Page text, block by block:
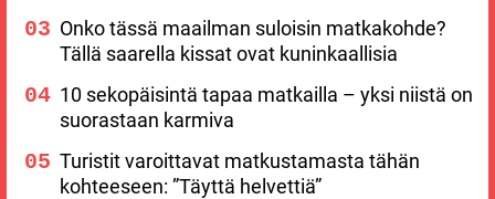
Onko tässä maailman suloisin matkakohde?
Tällä saarella kissat ovat kuninkaallisia
10 sekopäisintä tapaa matkailla – yksi niistä on
suorastaan karmiva
Turistit varoittavat matkustamasta tähän
kohteeseen: ”Täyttä helvettiä”